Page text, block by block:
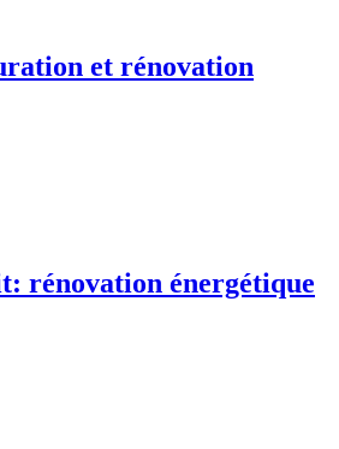
et rénovation
rénovation énergétique